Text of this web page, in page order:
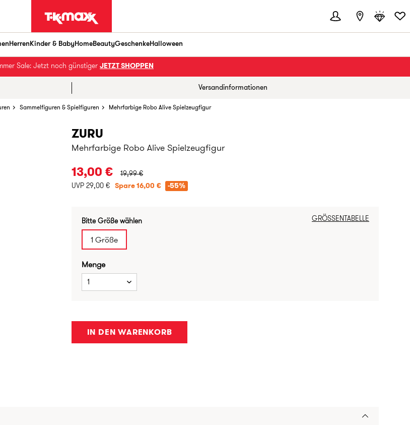
HerrenKinder & BabyHomeBeautyGeschenkeHalloween
Sale: Jetzt noch günstiger JETZT SHOPPEN
Versandinformationen
Sammelfiguren & Spielfiguren Mehrfarbige Robo Alive Spielzeugfigur
ZURU
Mehrfarbige Robo Alive Spielzeugfigur
13,00 € URSPRÜNGLICHER PREIS:
19,99 €
UVP 29,00 €
Spare 16,00 € -55%
GRÖSSENTABELLE
Bitte Größe wählen
1 Größe
Menge
1
IN DEN WARENKORB